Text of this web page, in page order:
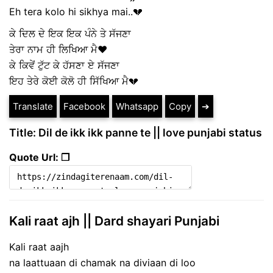
Eh tera kolo hi sikhya mai..💔
ਕੇ ਦਿਲ ਦੇ ਇਕ ਇਕ ਪੰਨੇ ਤੇ ਸੱਜਣਾ
ਤੇਰਾ ਨਾਮ ਹੀ ਲਿਖਿਆ ਮੈ❤
ਕੇ ਕਿਵੇਂ ਟੁੱਟ ਕੇ ਹੱਸਣਾ ਏ ਸੱਜਣਾ
ਇਹ ਤੇਰੇ ਕੋਈ ਕੋਲੋ ਹੀ ਸਿੱਖਿਆ ਮੈ💔
Translate Facebook Whatsapp Copy ➔
Title: Dil de ikk ikk panne te || love punjabi status
Quote Url: ❐
Kali raat ajh || Dard shayari Punjabi
Kali raat aajh
na laattuaan di chamak na diviaan di loo